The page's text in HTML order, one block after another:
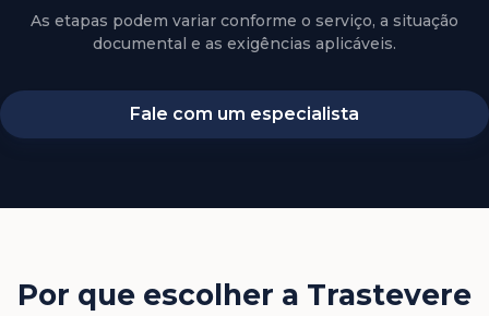
As etapas podem variar conforme o serviço, a situação
documental e as exigências aplicáveis.
Fale com um especialista
Por que escolher a Trastevere